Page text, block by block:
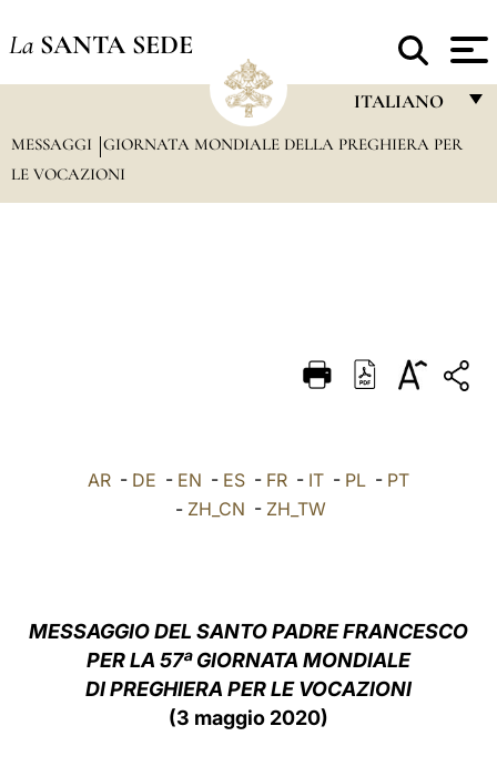
La SANTA SEDE
ITALIANO
FRANÇAIS
DEUTSCH
中文
MESSAGGI
GIORNATA MONDIALE DELLA PREGHIERA PER
LE VOCAZIONI
AR - DE - EN - ES - FR - IT - PL - PT
- ZH_CN - ZH_TW
MESSAGGIO DEL SANTO PADRE FRANCESCO
PER LA 57ª GIORNATA MONDIALE
DI PREGHIERA PER LE VOCAZIONI
(3 maggio 2020)